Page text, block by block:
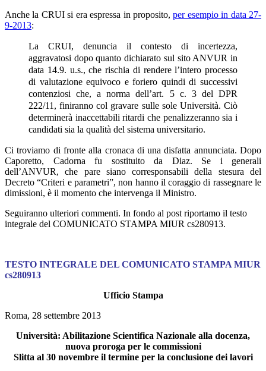
Anche la CRUI si era espressa in proposito,per esempio in data 27-
9-2013:
La CRUI, denuncia il contesto di incertezza,
aggravatosi dopo quanto dichiarato sul sito ANVUR in
data 14.9. u.s., che rischia di rendere l’intero processo
di valutazione equivoco e foriero quindi di successivi
contenziosi che, a norma dell’art. 5 c. 3 del DPR
222/11, finiranno col gravare sulle sole Università. Ciò
determinerà inaccettabili ritardi che penalizzeranno sia i
candidati sia la qualità del sistema universitario.
Ci troviamo di fronte alla cronaca di una disfatta annunciata. Dopo
Caporetto, Cadorna fu sostituito da Diaz. Se i generali
dell’ANVUR, che pare siano corresponsabili della stesura del
Decreto “Criteri e parametri”, non hanno il coraggio di rassegnare le
dimissioni, è il momento che intervenga il Ministro.
Seguiranno ulteriori commenti. In fondo al post riportamo il testo
integrale del COMUNICATO STAMPA MIUR cs280913.
TESTO INTEGRALE DEL COMUNICATO STAMPA MIUR
cs280913
Ufficio Stampa
Roma, 28 settembre 2013
Università: Abilitazione Scientifica Nazionale alla docenza,
nuova proroga per le commissioni
Slitta al 30 novembre il termine per la conclusione dei lavori